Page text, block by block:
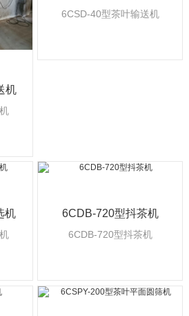
机
6CSD-40型茶叶输送机
机 6CDB-720型抖茶机
6CDB-720型抖茶机